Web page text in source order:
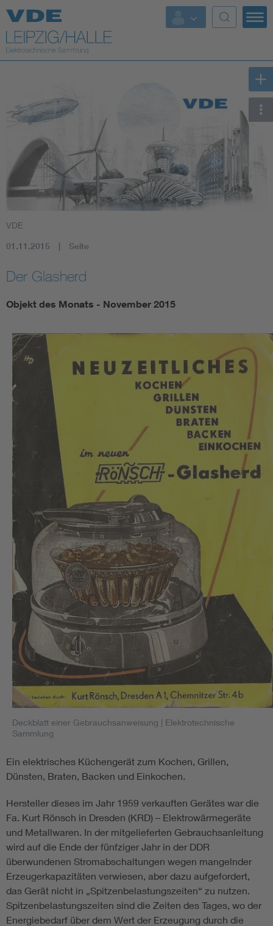
Top-Themen
VDE
01.11.2015 Seite
Der Glasherd
Objekt des Monats - November 2015
Deckblatt einer Gebrauchsanweisung | Elektrotechnische
Sammlung
Ein elektrisches Küchengerät zum Kochen, Grillen,
Dünsten, Braten, Backen und Einkochen.
Hersteller dieses im Jahr 1959 verkauften Gerätes war die
Fa. Kurt Rönsch in Dresden (KRD) – Elektrowärmegeräte
und Metallwaren. In der mitgelieferten Gebrauchsanleitung
wird auf die Ende der fünfziger Jahr in der DDR
überwundenen Stromabschaltungen wegen mangelnder
Erzeugerkapazitäten verwiesen, aber dazu aufgefordert,
das Gerät nicht in „Spitzenbelastungszeiten“ zu nutzen.
Spitzenbelastungszeiten sind die Zeiten des Tages, wo der
Energiebedarf über dem Wert der Erzeugung durch die